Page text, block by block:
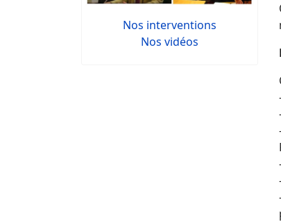
Nos interventions
Nos vidéos